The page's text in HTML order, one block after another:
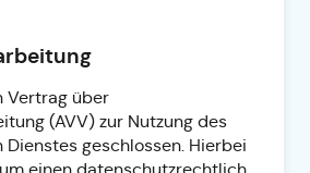
Vertrag über
(AVV) zur Nutzung des
Dienstes geschlossen. Hierbei
einen datenschutzrechtlich